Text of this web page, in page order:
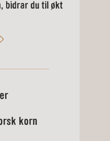
bidrar du til økt
korn